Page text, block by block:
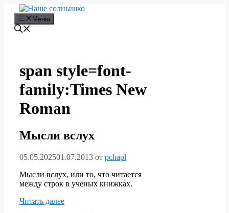
Перейти
содержимому
Меню
span style=font-
family:Times New
Roman
Мысли вслух
05.05.202501.07.2013 от pchapl
Мысли вслух, или то, что читается
между строк в ученых книжках.
Читать далее